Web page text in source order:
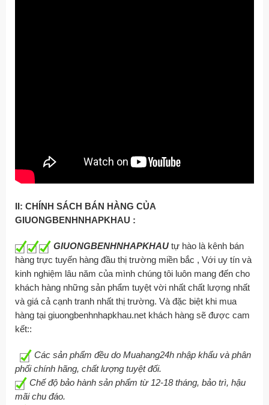
II: CHÍNH SÁCH BÁN HÀNG CỦA
GIUONGBENHNHAPKHAU :
GIUONGBENHNHAPKHAU tự hào là kênh bán
hàng trực tuyến hàng đầu thị trường miền bắc , Với uy tín và
kinh nghiệm lâu năm của mình chúng tôi luôn mang đến cho
khách hàng những sản phẩm tuyệt vời nhất chất lượng nhất
và giá cả cạnh tranh nhất thị trường. Và đặc biệt khi mua
hàng tại giuongbenhnhapkhau.net khách hàng sẽ được cam
kết::
Các sản phẩm đều do Muahang24h nhập khẩu và phân
phối chính hãng, chất lượng tuyệt đối.
Chế độ bảo hành sản phẩm từ 12-18 tháng, bảo trì, hậu
mãi chu đáo.